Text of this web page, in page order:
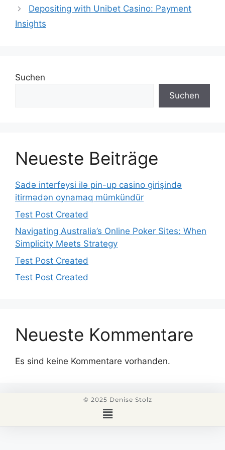
Depositing with Unibet Casino: Payment
Insights
Suchen
Suchen
Neueste Beiträge
Sadə interfeysi ilə pin-up casino girişində
itirmədən oynamaq mümkündür
Test Post Created
Navigating Australia’s Online Poker Sites: When
Simplicity Meets Strategy
Test Post Created
Test Post Created
Neueste Kommentare
Es sind keine Kommentare vorhanden.
© 2025 Denise Stolz